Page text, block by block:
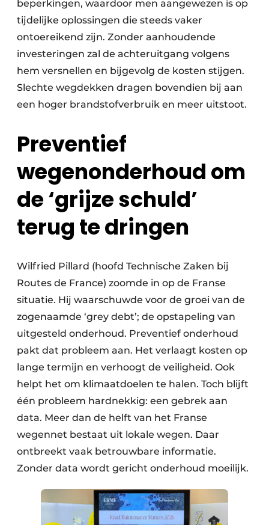
beperkingen, waardoor men aangewezen is op
tijdelijke oplossingen die steeds vaker
ontoereikend zijn. Zonder aanhoudende
investeringen zal de achteruitgang volgens
hem versnellen en bijgevolg de kosten stijgen.
Slechte wegdekken dragen bovendien bij aan
een hoger brandstofverbruik en meer uitstoot.
Preventief
wegenonderhoud om
de ‘grijze schuld’
terug te dringen
Wilfried Pillard (hoofd Technische Zaken bij
Routes de France) zoomde in op de Franse
situatie. Hij waarschuwde voor de groei van de
zogenaamde ‘grey debt’; de opstapeling van
uitgesteld onderhoud. Preventief onderhoud
pakt dat probleem aan. Het verlaagt kosten op
lange termijn en verhoogt de veiligheid. Ook
helpt het om klimaatdoelen te halen. Toch blijft
één probleem hardnekkig: een gebrek aan
data. Meer dan de helft van het Franse
wegennet bestaat uit lokale wegen. Daar
ontbreekt vaak betrouwbare informatie.
Zonder data wordt gericht onderhoud moeilijk.